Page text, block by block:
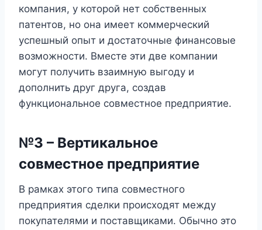
компания, у которой нет собственных
патентов, но она имеет коммерческий
успешный опыт и достаточные финансовые
возможности. Вместе эти две компании
могут получить взаимную выгоду и
дополнить друг друга, создав
функциональное совместное предприятие.
№3 – Вертикальное
совместное предприятие
В рамках этого типа совместного
предприятия сделки происходят между
покупателями и поставщиками. Обычно это